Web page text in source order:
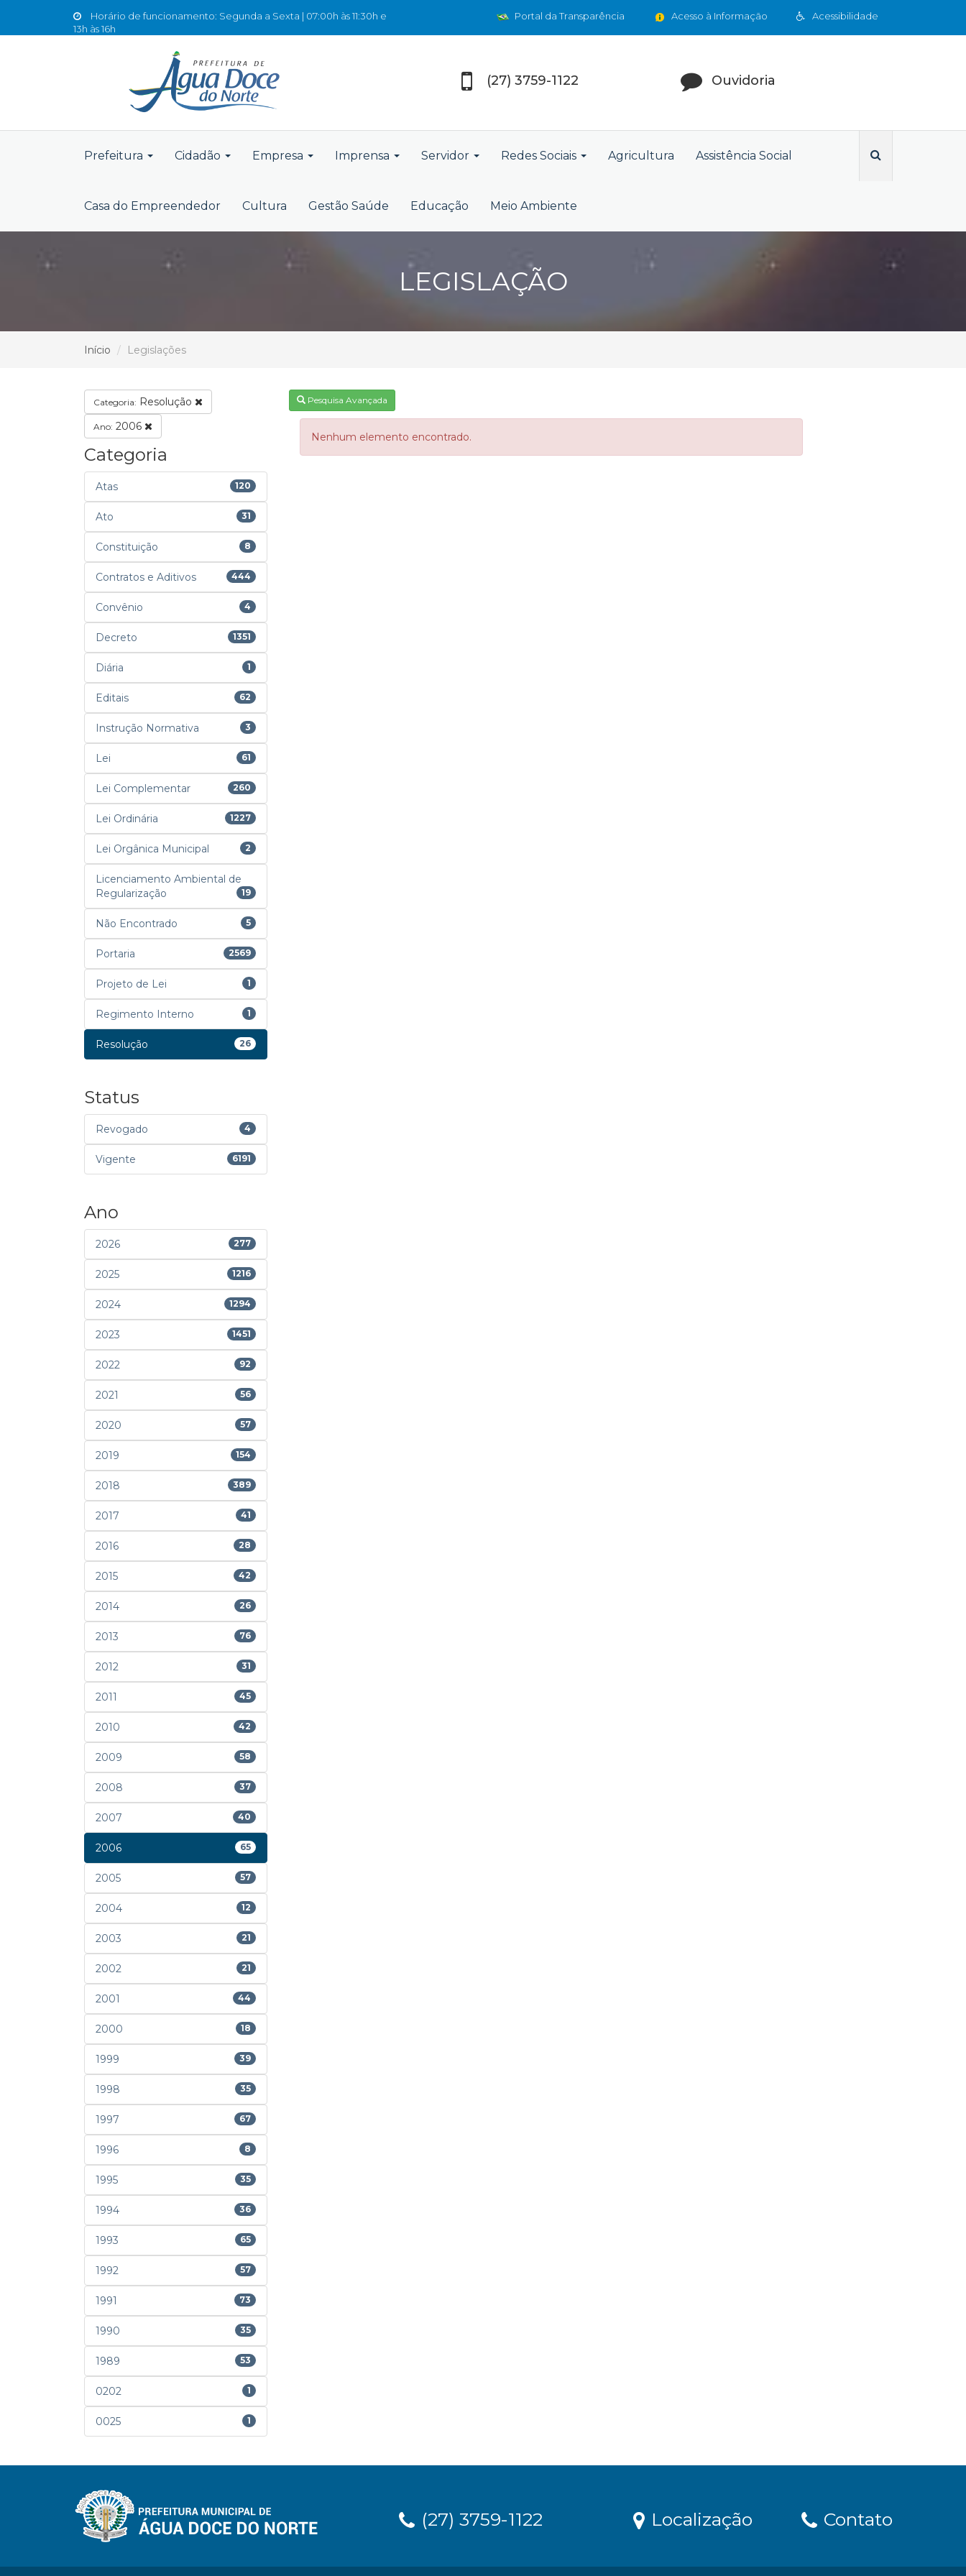
Horário de funcionamento: Segunda a Sexta | 07:00h às 11:30h e
13h às 16h
Acessibilidade
Acesso à Informação
Portal da Transparência
(27) 3759-1122 Ouvidoria
Prefeitura Cidadão Empresa Imprensa Servidor Redes Sociais Agricultura Assistência Social
Casa do Empreendedor Cultura Gestão Saúde Educação Meio Ambiente
LEGISLAÇÃO
Início Legislações
Categoria: Resolução
Ano: 2006
Categoria
Atas 120
Ato 31
Constituição 8
Contratos e Aditivos 444
Convênio 4
Decreto 1351
Diária 1
Editais 62
Instrução Normativa 3
Lei 61
Lei Complementar 260
Lei Ordinária 1227
Lei Orgânica Municipal 2
Licenciamento Ambiental de
Regularização
19
Não Encontrado 5
Portaria 2569
Projeto de Lei 1
Regimento Interno 1
Resolução 26
Status
Revogado 4
Vigente 6191
Ano
2026 277
2025 1216
2024 1294
2023 1451
2022 92
2021 56
2020 57
2019 154
2018 389
2017 41
2016 28
2015 42
2014 26
2013 76
2012 31
2011 45
2010 42
2009 58
2008 37
2007 40
2006 65
2005 57
2004 12
2003 21
2002 21
2001 44
2000 18
1999 39
1998 35
1997 67
1996 8
1995 35
1994 36
1993 65
1992 57
1991 73
1990 35
1989 53
0202 1
0025 1
Pesquisa Avançada
Nenhum elemento encontrado.
(27) 3759-1122 Localização Contato